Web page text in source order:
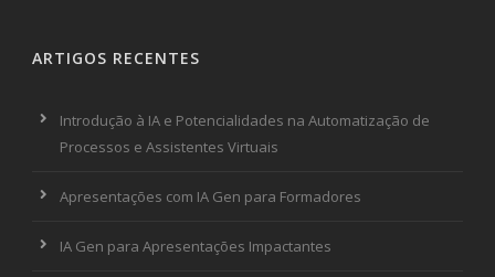
ARTIGOS RECENTES
Introdução à IA e Potencialidades na Automatização de
Processos e Assistentes Virtuais
Apresentações com IA Gen para Formadores
IA Gen para Apresentações Impactantes